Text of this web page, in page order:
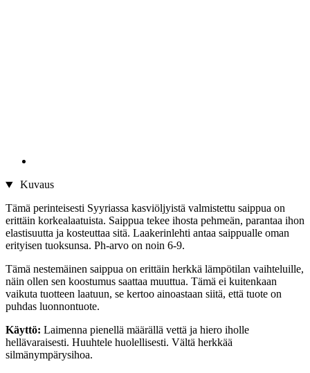
Kuvaus
Tämä perinteisesti Syyriassa kasviöljyistä valmistettu saippua on
erittäin korkealaatuista. Saippua tekee ihosta pehmeän, parantaa ihon
elastisuutta ja kosteuttaa sitä. Laakerinlehti antaa saippualle oman
erityisen tuoksunsa. Ph-arvo on noin 6-9.
Tämä nestemäinen saippua on erittäin herkkä lämpötilan vaihteluille,
näin ollen sen koostumus saattaa muuttua. Tämä ei kuitenkaan
vaikuta tuotteen laatuun, se kertoo ainoastaan siitä, että tuote on
puhdas luonnontuote.
Käyttö: Laimenna pienellä määrällä vettä ja hiero iholle
hellävaraisesti. Huuhtele huolellisesti. Vältä herkkää
silmänympärysihoa.